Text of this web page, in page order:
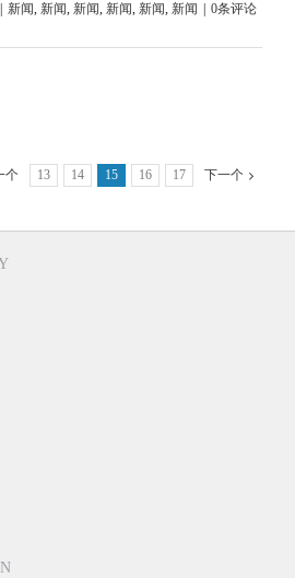
新闻, 新闻, 新闻, 新闻, 新闻, 新闻
0条评论
个 13 14 15 16 17 下一个